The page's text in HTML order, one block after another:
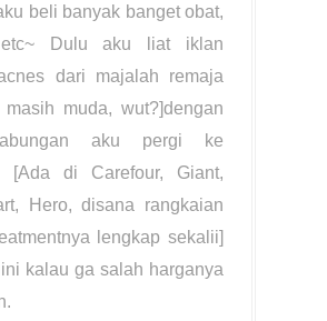
beli banyak banget obat,
Dulu aku liat iklan
dari majalah remaja
masih muda, wut?]dengan
aku pergi ke
[Ada di Carefour, Giant,
Hero, disana rangkaian
lengkap sekalii]
kalau ga salah harganya